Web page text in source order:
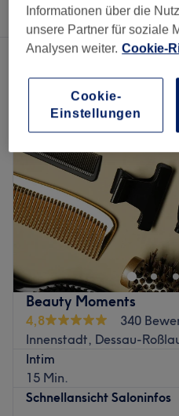
Sortieren nach
Ein Salon, der anbietet: damen
Beauty Moments
4,8
340
Innenstadt, Dessau-
Intim
15 Min.
Schnellansicht Saloninfos
Informationen über die
unsere Partner für soziale
Analysen weiter. Cookie-
Cookie-
Einstellungen